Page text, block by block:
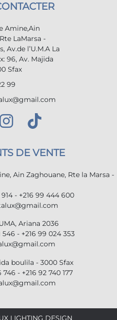
Amine,Ain
LaMarsa -
Av.de l’U.M.A La
96, Av. Majida
Sfax
99
DE VENTE
Ain Zaghouane, Rte la Marsa -
914 - +216 99 444 600
Ariana 2036
546 - +216 99 024 353
boulila - 3000 Sfax
746 - +216 92 740 177
LIGHTING DESIGN